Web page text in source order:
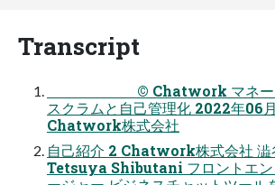
Transcript
© Chatwork マネージ
スクラムと自己管理化 2022年06
Chatwork株式会社
自己紹介 2 Chatwork株式会社
Tetsuya Shibutani フロントエ